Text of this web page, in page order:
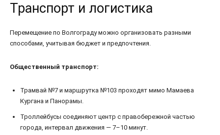
Транспорт и логистика
Перемещение по Волгограду можно организовать разными
способами, учитывая бюджет и предпочтения.
Общественный транспорт:
Трамвай №7 и маршрутка №103 проходят мимо Мамаева
Кургана и Панорамы.
Троллейбусы соединяют центр с правобережной частью
города, интервал движения — 7–10 минут.